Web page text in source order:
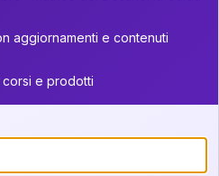
10
11
34-36
e
aggiornamenti e contenuti
corsi e prodotti